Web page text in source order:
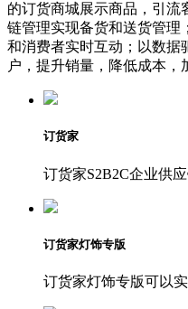
的订货商城展示商品，引流
链管理实现备货和送货管理
和消费者实时互动；以数据
户，提升销量，降低成本，
订货家
订货家S2B2C企业供
订货家灯饰专版
订货家灯饰专版可以